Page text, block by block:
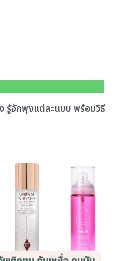
รู้จักพุงแต่ละแบบ พร้อมวิธี